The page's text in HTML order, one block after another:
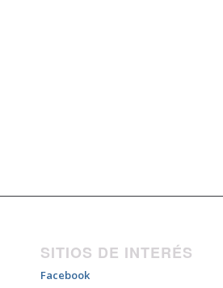
SITIOS DE INTERÉS
Facebook